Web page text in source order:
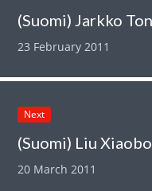
23 February 2011
Next
20 March 2011